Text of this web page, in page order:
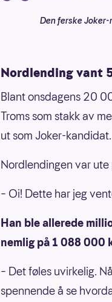
Den ferske
Nordlending vant
Blant onsdagens 20
Troms som stakk av
ut som Joker-kandidat.
Nordlendingen var
– Oi! Dette har jeg
Han ble allerede
nemlig på 1 088 000
– Det føles uvirkelig.
spennende å se